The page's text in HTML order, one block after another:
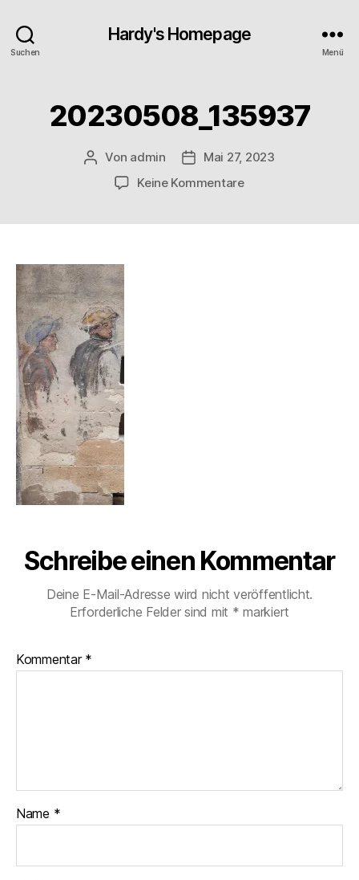
Suchen
Hardy's Homepage
Menü
20230508_135937
Beitragsautor
Von admin Veröffentlichungsdatum
Mai 27, 2023
Keine Kommentarezu
Schreibe einen Kommentar
Deine E-Mail-Adresse wird nicht veröffentlicht.
Erforderliche Felder sind mit * markiert
Kommentar *
Name *